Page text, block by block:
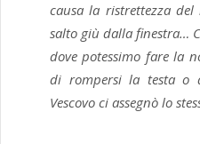
causa la ristrettezza
salto giù dalla finestra…
dove potessimo fare la
di rompersi la testa o
Vescovo ci assegnò lo